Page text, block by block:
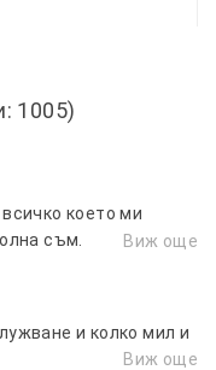
1005)
което ми
съм.
Виж още
и колко мил и
Виж още